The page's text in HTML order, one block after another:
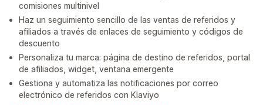
comisiones multinivel
Haz un seguimiento sencillo de las ventas de referidos y
afiliados a través de enlaces de seguimiento y códigos de
descuento
Personaliza tu marca: página de destino de referidos, portal
de afiliados, widget, ventana emergente
Gestiona y automatiza las notificaciones por correo
electrónico de referidos con Klaviyo